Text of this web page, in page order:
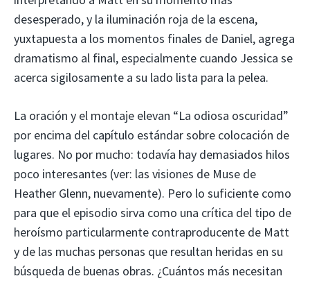
desesperado, y la iluminación roja de la escena,
yuxtapuesta a los momentos finales de Daniel, agrega
dramatismo al final, especialmente cuando Jessica se
acerca sigilosamente a su lado lista para la pelea.
La oración y el montaje elevan “La odiosa oscuridad”
por encima del capítulo estándar sobre colocación de
lugares. No por mucho: todavía hay demasiados hilos
poco interesantes (ver: las visiones de Muse de
Heather Glenn, nuevamente). Pero lo suficiente como
para que el episodio sirva como una crítica del tipo de
heroísmo particularmente contraproducente de Matt
y de las muchas personas que resultan heridas en su
búsqueda de buenas obras. ¿Cuántos más necesitan